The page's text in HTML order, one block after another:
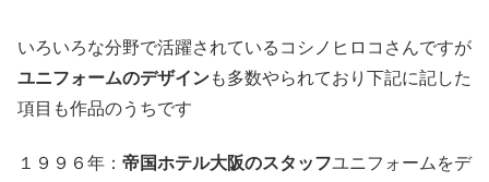
いろいろな分野で活躍されているコシノヒロコさんですが
ユニフォームのデザインも多数やられており下記に記した
項目も作品のうちです
１９９６年： 帝国ホテル大阪のスタッフユニフォームをデ